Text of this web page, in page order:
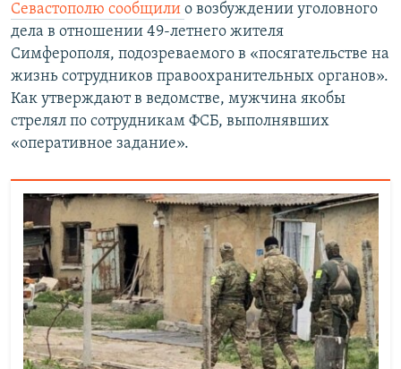
Севастополю сообщили о возбуждении уголовного
дела в отношении 49-летнего жителя
Симферополя, подозреваемого в «посягательстве на
жизнь сотрудников правоохранительных органов».
Как утверждают в ведомстве, мужчина якобы
стрелял по сотрудникам ФСБ, выполнявших
«оперативное задание».